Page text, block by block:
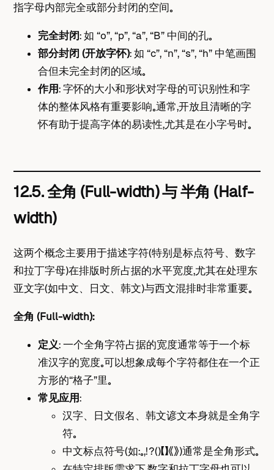
指字母内部完全或部分封闭的空间。
完全封闭： 如 “o”, “p”, “a”, “B” 中间的孔。
部分封闭 (开放字怀)： 如 “c”, “n”, “s”, “h” 中笔画围
合但未完全封闭的区域。
作用： 字怀的大小和形状对字母的可识别性和字
体的整体风格有重要影响。通常，开放且清晰的字
怀有助于提高字体的易读性，尤其是在小字号时。
12.5. 全角 (Full-width) 与 半角 (Half-
width)
这两个概念主要用于描述字符（特别是标点符号、数字
和拉丁字母）在排版时所占据的水平宽度，尤其在处理东
亚文字（如中文、日文、韩文）与西文混排时非常重要。
全角 (Full-width)：
定义： 一个全角字符占据的宽度通常等于一个标
准汉字的宽度。可以想象成每个字符都住在一个正
方形的“格子”里。
常见应用：
汉字、日文假名、韩文谚文本身就是全角字
符。
中文标点符号（如：。，！？（）【】《》）通常是全角形式。